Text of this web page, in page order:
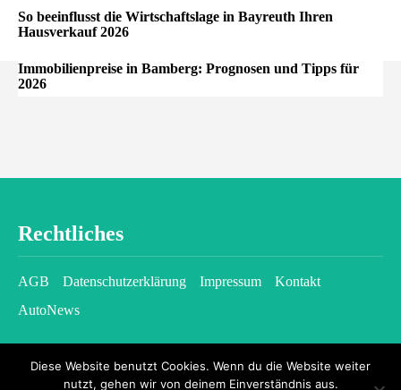
So beeinflusst die Wirtschaftslage in Bayreuth Ihren
Hausverkauf 2026
Immobilienpreise in Bamberg: Prognosen und Tipps für
2026
Rechtliches
AGB Datenschutzerklärung Impressum
Kontakt
AutoNews
Diese Website benutzt Cookies. Wenn du die Website weiter
nutzt, gehen wir von deinem Einverständnis aus.